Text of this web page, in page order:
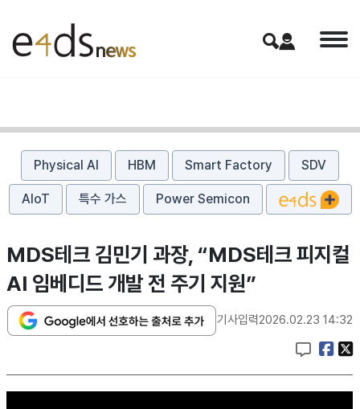
Physical AI HBM Smart Factory SDV
AIoT 특수 가스 Power Semicon
MDS테크 김민기 과장, “MDS테크 피지컬
AI 임베디드 개발 전 주기 지원”
기사입력2026.02.23 14:32